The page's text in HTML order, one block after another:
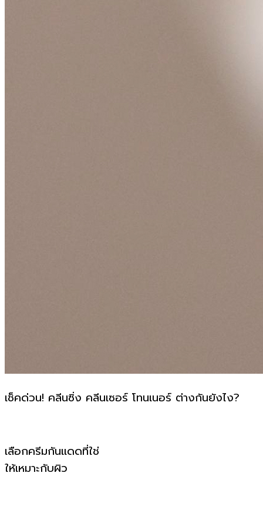
เช็คด่วน! คลีนซิ่ง คลีนเซอร์ โทนเนอร์ ต่างกันยังไง?
เลือกครีมกันแดดที่ใช่
ให้เหมาะกับผิว